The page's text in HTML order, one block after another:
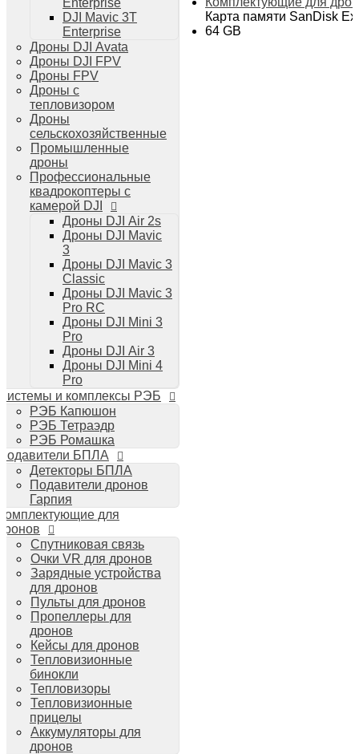
Дроны DJI Mini 4 Pro
Системы и комплексы РЭБ
РЭБ Капюшон
РЭБ Тетраэдр
РЭБ Ромашка
Подавители БПЛА
Детекторы БПЛА
Комплектующие для дронов
Спутниковая связь
Зарядные устройства для дронов
Пульты для дронов
Пропеллеры для дронов
Кейсы для дронов
Тепловизионные бинокли
Тепловизионные прицелы
Аккумуляторы для дронов
Телевизоры
Телевизоры
Цифровая техника
Техника Apple
Телефоны iPhone
Планшеты iPad
Компьютеры Mac
Аудиотехника
Стайлеры для волос Dyson
Пылесосы Dyson
Аудио и видео DJI
Ручные камеры
DJI Osmo Action 3
DJI Osmo Pocket 3
Стабилизаторы
DJI Osmo Mobile 6
DJI RS 3 Pro
Enterprise
DJI Mavic 3T
Enterprise
Дроны DJI Avata
Дроны DJI FPV
Дроны FPV
Дроны с
тепловизором
Дроны
сельскохозяйственные
Промышленные
дроны
Профессиональные
квадрокоптеры с
камерой DJI
Дроны DJI Air 2s
Дроны DJI Mavic
3
Дроны DJI Mavic 3
Classic
Дроны DJI Mavic 3
Pro RC
Дроны DJI Mini 3
Pro
Дроны DJI Air 3
Дроны DJI Mini 4
Pro
и комплексы РЭБ
РЭБ Капюшон
РЭБ Тетраэдр
РЭБ Ромашка
БПЛА
Детекторы БПЛА
Подавители дронов
Гарпия
для
Спутниковая связь
Очки VR для дронов
Зарядные устройства
для дронов
Пульты для дронов
Пропеллеры для
дронов
Кейсы для дронов
Тепловизионные
бинокли
Тепловизоры
Тепловизионные
прицелы
Аккумуляторы для
дронов
Карта памяти SanDisk
64 GB